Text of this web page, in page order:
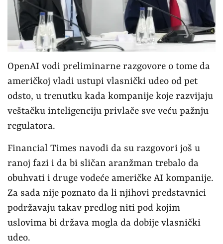
OpenAI vodi preliminarne razgovore o tome da
američkoj vladi ustupi vlasnički udeo od pet
odsto, u trenutku kada kompanije koje razvijaju
veštačku inteligenciju privlače sve veću pažnju
regulatora.
Financial Times navodi da su razgovori još u
ranoj fazi i da bi sličan aranžman trebalo da
obuhvati i druge vodeće američke AI kompanije.
Za sada nije poznato da li njihovi predstavnici
podržavaju takav predlog niti pod kojim
uslovima bi država mogla da dobije vlasnički
udeo.